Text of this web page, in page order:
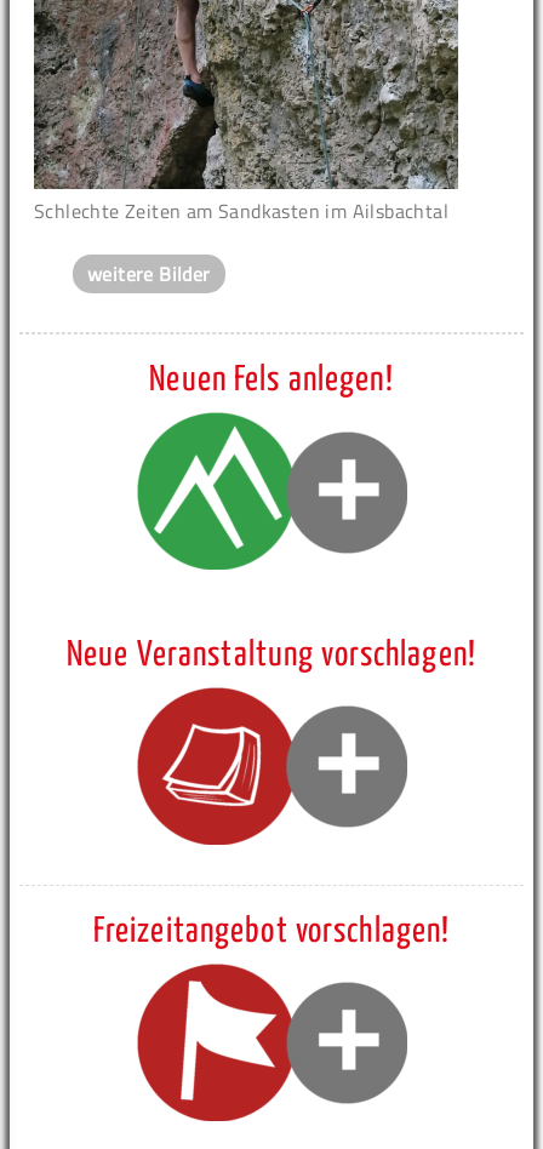
Schlechte Zeiten am Sandkasten im Ailsbachtal
weitere Bilder
Neuen Fels anlegen!
Neue Veranstaltung vorschlagen!
Freizeitangebot vorschlagen!